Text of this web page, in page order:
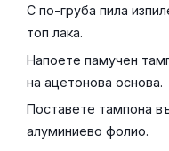
С по-груба пила
топ лака.
Напоете памучен
на ацетонова основа.
Поставете тампона
алуминиево фолио.